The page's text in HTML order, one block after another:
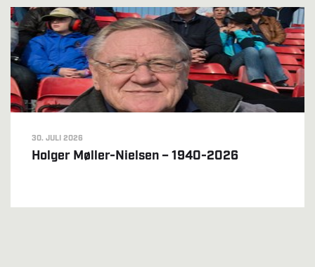
30. JULI 2026
Holger Møller-Nielsen – 1940-2026